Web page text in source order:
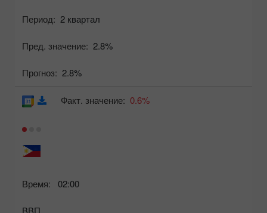
Период: 2 квартал
Пред. значение: 2.8%
Прогноз: 2.8%
Время: 02:00
ВВП
Факт. значение: 0.6%